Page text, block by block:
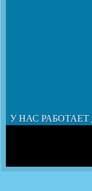
У НАС